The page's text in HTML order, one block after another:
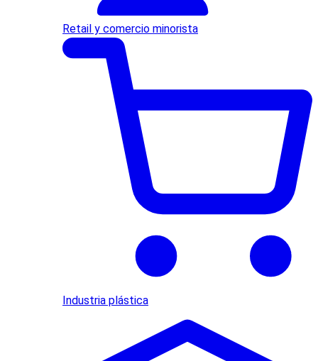
Retail y comercio minorista
Industria plástica